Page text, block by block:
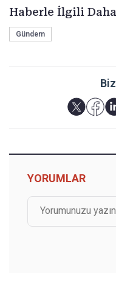
Haberle İlgili Daha
Gündem
YORUMLAR